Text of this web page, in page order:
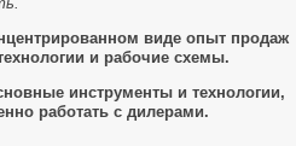
виде опыт продаж
и рабочие схемы.
инструменты и технологии,
работать с дилерами.